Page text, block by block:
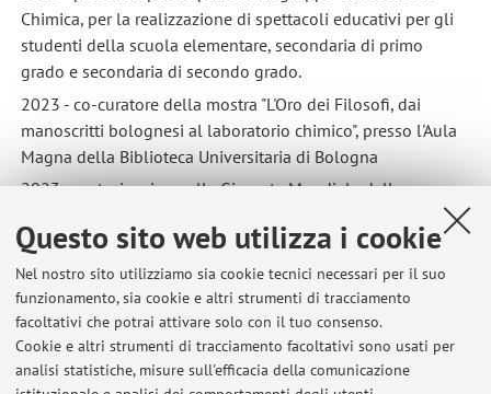
Questo sito web utilizza i cookie
Nel nostro sito utilizziamo sia cookie tecnici necessari per il suo
funzionamento, sia cookie e altri strumenti di tracciamento
facoltativi che potrai attivare solo con il tuo consenso.
Cookie e altri strumenti di tracciamento facoltativi sono usati per
analisi statistiche, misure sull'efficacia della comunicazione
Chimica, per la realizzazione di spettacoli educativi per gli
studenti della scuola elementare, secondaria di primo
grado e secondaria di secondo grado.
2023 - co-curatore della mostra "L'Oro dei Filosofi, dai
manoscritti bolognesi al laboratorio chimico", presso l'Aula
Magna della Biblioteca Universitaria di Bologna
2023 - partecipazione alla Giornata Mondiale della
2024 - organizzazione e partecipazione alla Giornata
Mondiale della Filosofia
2025 - co-curatore della mostra "Il primo profumo: Tappūtī
e la storia degli aromi", presso il museo di Palazzo Poggi
(Bo)